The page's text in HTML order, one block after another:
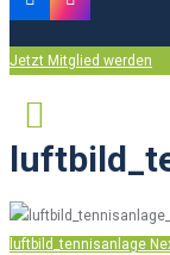
Jetzt Mitglied werden
luftbild_tennisanlage